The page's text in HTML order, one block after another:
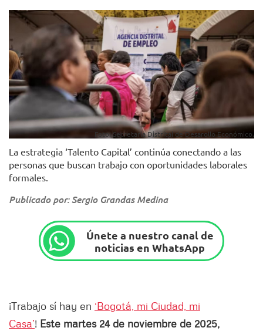
Foto: Secretaría Distrital de Desarollo Económico.
La estrategia ‘Talento Capital’ continúa conectando a las
personas que buscan trabajo con oportunidades laborales
formales.
Publicado por: Sergio Grandas Medina
Únete a nuestro canal de
noticias en WhatsApp
¡Trabajo sí hay en ‘Bogotá, mi Ciudad, mi
Casa’! Este martes 24 de noviembre de 2025,